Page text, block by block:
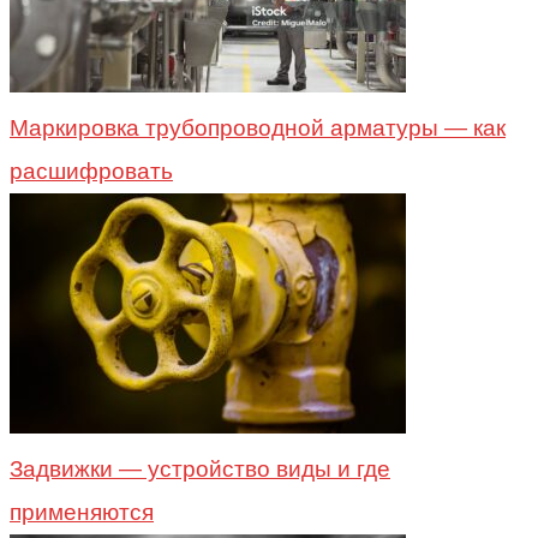
Маркировка трубопроводной арматуры — как
расшифровать
Задвижки — устройство виды и где
применяются